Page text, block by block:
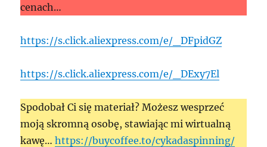
cenach…
https://s.click.aliexpress.com/e/_DFpidGZ
https://s.click.aliexpress.com/e/_DExy7El
Spodobał Ci się materiał? Możesz wesprzeć
moją skromną osobę, stawiając mi wirtualną
kawę…https://buycoffee.to/cykadaspinning/